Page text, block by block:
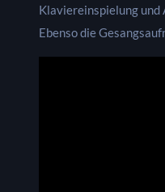
Klaviereinspielung
Ebenso die